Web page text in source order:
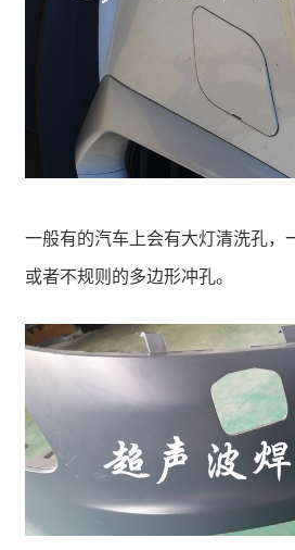
一般有的汽车上会有大灯清洗孔，
或者不规则的多边形冲孔。